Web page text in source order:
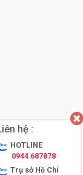
hệ :
HOTLINE
0944 687878
Trụ sở Hồ Chí